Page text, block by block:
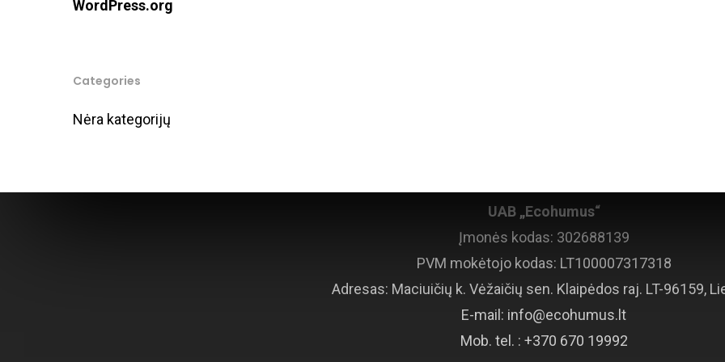
WordPress.org
Categories
Nėra kategorijų
UAB „Ecohumus“
Įmonės kodas: 302688139
PVM mokėtojo kodas: LT100007317318
Adresas: Maciuičių k. Vėžaičių sen. Klaipėdos raj. LT-96159,
E-mail: info@ecohumus.lt
Mob. tel. : +370 670 19992